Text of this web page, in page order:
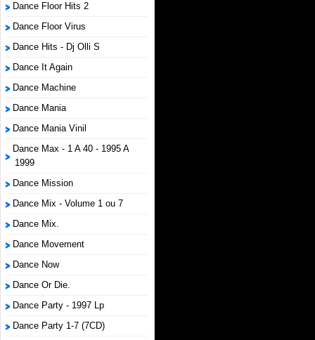
Dance Floor Hits 2
Dance Floor Virus
Dance Hits - Dj Olli S
Dance It Again
Dance Machine
Dance Mania
Dance Mania Vinil
Dance Max - 1 A 40 - 1995 A
1999
Dance Mission
Dance Mix - Volume 1 ou 7
Dance Mix.
Dance Movement
Dance Now
Dance Or Die.
Dance Party - 1997 Lp
Dance Party 1-7 (7CD)